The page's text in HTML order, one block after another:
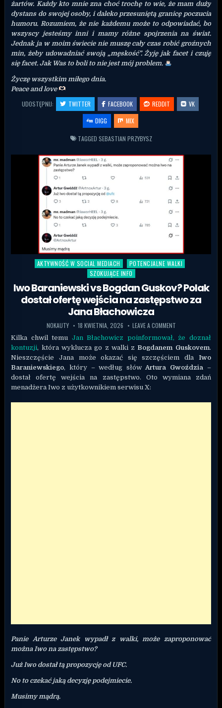
żartów. Każdy kto mnie zna choć trochę to wie, że mam duży
dystans do swojej osoby, i daleko przesuniętą granicę poczucia
humoru. Rozumiem, że nie każdemu może to odpowiadać, bo
wszyscy jesteśmy inni i mamy różne spojrzenia na świat.
Jednak ja w moim świecie nie muszę cały czas robić groźnych
min, żeby udowadniać swoją „męskość”. Żyję jak facet i czuję
się facet. Jak Was to boli to nie jest mój problem.
Życzę wszystkim miłego dnia.
Peace and love
UDOSTĘPNIJ: TWITTER FACEBOOK REDDIT
VK
DIGG
MIX
TAGGED SEBASTIAN PRZYBYSZ
Posted in
AKTYWNOŚĆ W SOCIAL MEDIACH
POTENCJALNE WALKI
SZOKUJĄCE INFO
Iwo Baraniewski vs Bogdan Guskov? Polak
dostał ofertę wejścia na zastępstwo za
Jana Błachowicza
NOKAUTY 18 KWIETNIA, 2026 LEAVE A COMMENT
Kilka chwil temu Jan Błachowicz poinformował, że doznał
kontuzji, która wyklucza go z walki z Bogdanem Guskovem.
Nieszczęście Jana może okazać się szczęściem dla Iwo
Baraniewskiego, który – według słówArtura Gwoździa–
dostał ofertę wejścia na zastępstwo. Oto wymiana zdań
menadżera Iwo z użytkownikiem serwisu X:
Panie Arturze Janek wypadł z walki, może zaproponować
można Iwo na zastępstwo?
Już Iwo dostał tą propozycję od UFC.
No to czekać jaką decyzję podejmiecie.
Musimy mądrą.